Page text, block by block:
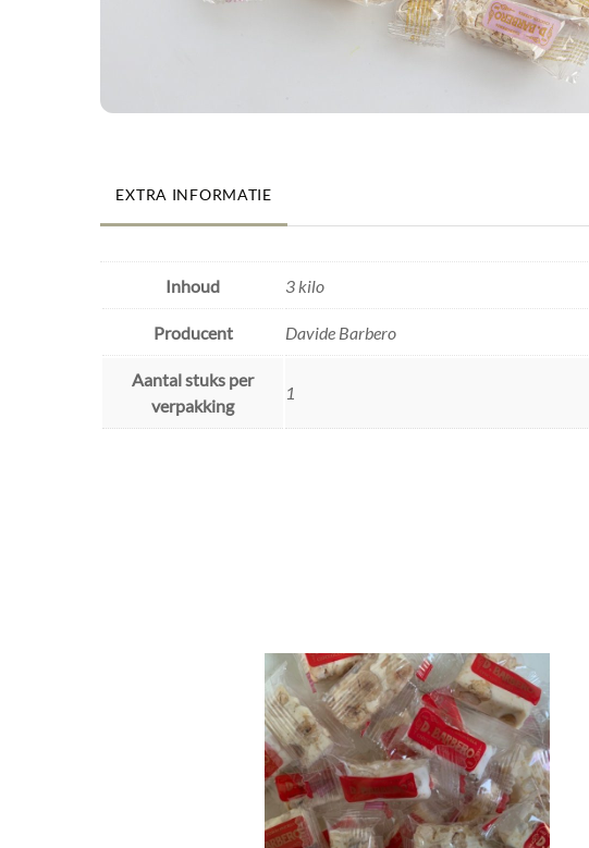
EXTRA INFORMATIE
Inhoud 3 kilo
Producent Davide Barbero
Aantal stuks per
verpakking
1